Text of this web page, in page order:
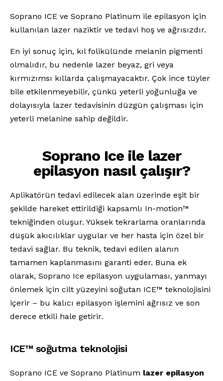
Soprano ICE ve Soprano Platinum ile epilasyon için
kullanılan lazer naziktir ve tedavi hoş ve ağrısızdır.
En iyi sonuç için, kıl folikülünde melanin pigmenti
olmalıdır, bu nedenle lazer beyaz, gri veya
kırmızımsı kıllarda çalışmayacaktır. Çok ince tüyler
bile etkilenmeyebilir, çünkü yeterli yoğunluğa ve
dolayısıyla lazer tedavisinin düzgün çalışması için
yeterli melanine sahip değildir.
Soprano Ice ile lazer
epilasyon nasıl çalışır?
Aplikatörün tedavi edilecek alan üzerinde eşit bir
şekilde hareket ettirildiği kapsamlı In-motion™
tekniğinden oluşur. Yüksek tekrarlama oranlarında
düşük akıcılıklar uygular ve her hasta için özel bir
tedavi sağlar. Bu teknik, tedavi edilen alanın
tamamen kaplanmasını garanti eder. Buna ek
olarak, Soprano Ice epilasyon uygulaması, yanmayı
önlemek için cilt yüzeyini soğutan ICE™ teknolojisini
içerir – bu kalıcı epilasyon işlemini ağrısız ve son
derece etkili hale getirir.
ICE™ soğutma teknolojisi
Soprano ICE ve Soprano Platinum lazer epilasyon